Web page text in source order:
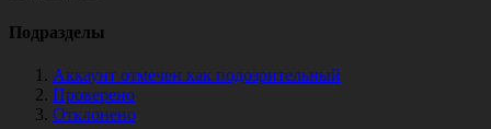
Подразделы
Аккаунт отмечен как подозрительный
Проверено
Отклонено